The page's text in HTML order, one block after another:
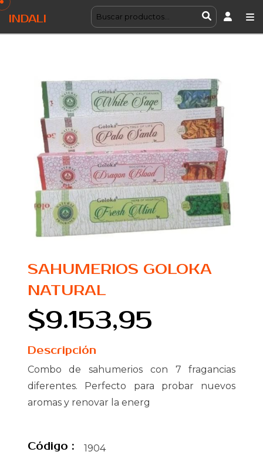
INDALI
SAHUMERIOS GOLOKA
NATURAL
$9.153,95
Descripción
Combo de sahumerios con 7 fragancias
diferentes. Perfecto para probar nuevos
aromas y renovar la energ
Código : 1904